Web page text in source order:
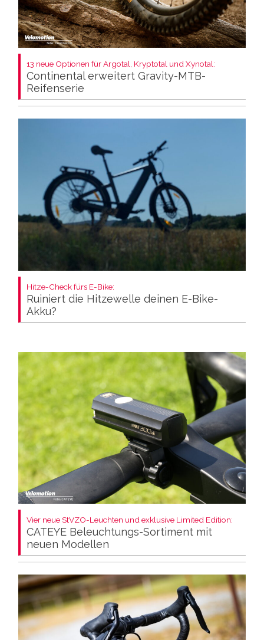
13 neue Optionen für Argotal, Kryptotal und Xynotal:
Continental erweitert Gravity-MTB-
Reifenserie
Hitze-Check fürs E-Bike:
Ruiniert die Hitzewelle deinen E-Bike-
Akku?
Vier neue StVZO-Leuchten und exklusive Limited Edition:
CATEYE Beleuchtungs-Sortiment mit
neuen Modellen